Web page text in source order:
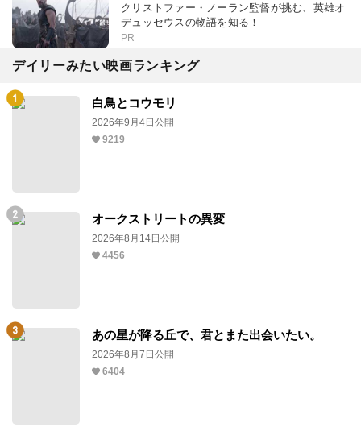
クリストファー・ノーラン監督が挑む、英雄オ
デュッセウスの物語を知る！
PR
デイリーみたい映画ランキング
白鳥とコウモリ
2026年9月4日公開
9219
オークストリートの異変
2026年8月14日公開
4456
あの星が降る丘で、君とまた出会いたい。
2026年8月7日公開
6404